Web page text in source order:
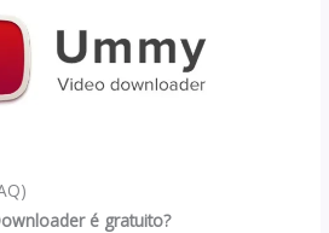
é gratuito?